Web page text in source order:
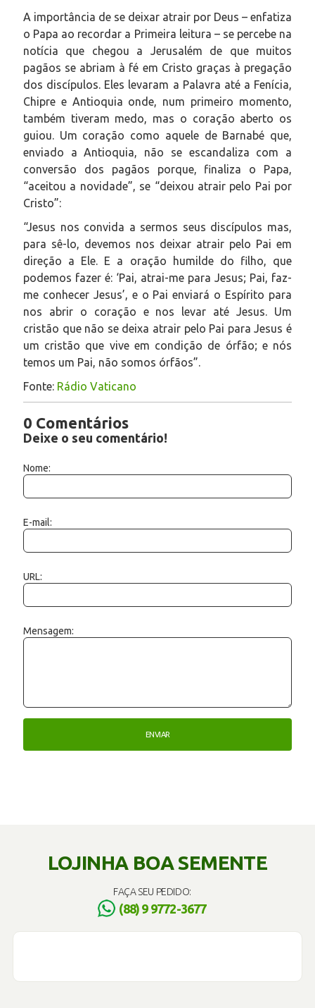
A importância de se deixar atrair por Deus – enfatiza
o Papa ao recordar a Primeira leitura – se percebe na
notícia que chegou a Jerusalém de que muitos
pagãos se abriam à fé em Cristo graças à pregação
dos discípulos. Eles levaram a Palavra até a Fenícia,
Chipre e Antioquia onde, num primeiro momento,
também tiveram medo, mas o coração aberto os
guiou. Um coração como aquele de Barnabé que,
enviado a Antioquia, não se escandaliza com a
conversão dos pagãos porque, finaliza o Papa,
“aceitou a novidade”, se “deixou atrair pelo Pai por
Cristo”:
“Jesus nos convida a sermos seus discípulos mas,
para sê-lo, devemos nos deixar atrair pelo Pai em
direção a Ele. E a oração humilde do filho, que
podemos fazer é: ‘Pai, atrai-me para Jesus; Pai, faz-
me conhecer Jesus’, e o Pai enviará o Espírito para
nos abrir o coração e nos levar até Jesus. Um
cristão que não se deixa atrair pelo Pai para Jesus é
um cristão que vive em condição de órfão; e nós
temos um Pai, não somos órfãos”.
Fonte: Rádio Vaticano
0 Comentários
Deixe o seu comentário!
Nome:
E-mail:
URL:
Mensagem:
LOJINHA BOA SEMENTE
FAÇA SEU PEDIDO:
(88) 9 9772-3677